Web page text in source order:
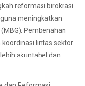
reformasi birokrasi
meningkatkan
Pembenahan
lintas sektor
akuntabel dan